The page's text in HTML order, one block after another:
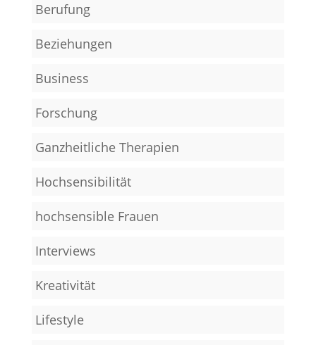
Berufung
Beziehungen
Business
Forschung
Ganzheitliche Therapien
Hochsensibilität
hochsensible Frauen
Interviews
Kreativität
Lifestyle